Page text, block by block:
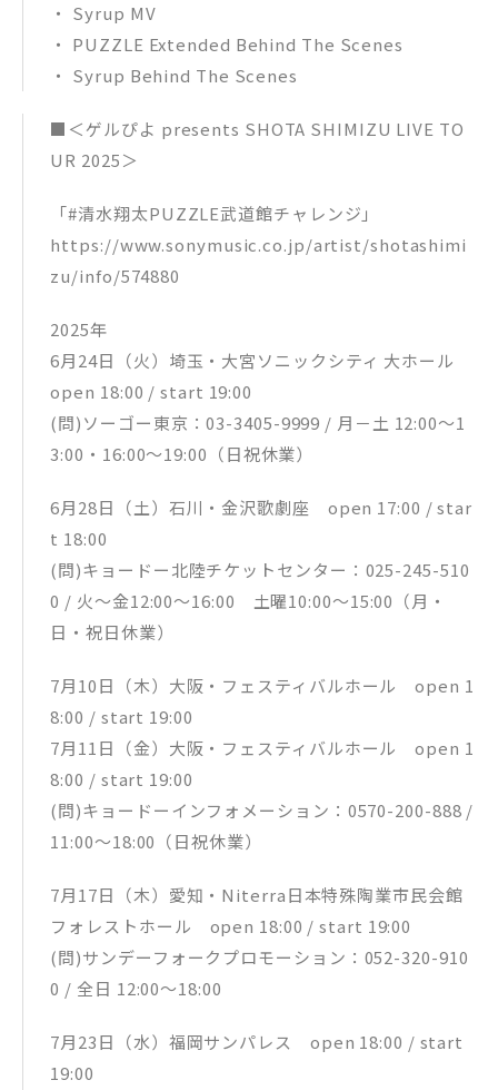
・ Syrup MV
・ PUZZLE Extended Behind The Scenes
・ Syrup Behind The Scenes
■＜ゲルぴよ presents SHOTA SHIMIZU LIVE TO
UR 2025＞
「#清水翔太PUZZLE武道館チャレンジ」
https://www.sonymusic.co.jp/artist/shotashimi
zu/info/574880
2025年
6月24日（火）埼玉・大宮ソニックシティ 大ホール
open 18:00 / start 19:00
(問)ソーゴー東京：03-3405-9999 / 月－土 12:00～1
3:00・16:00～19:00（日祝休業）
6月28日（土）石川・金沢歌劇座 open 17:00 / star
t 18:00
(問)キョードー北陸チケットセンター：025-245-510
0 / 火～金12:00～16:00 土曜10:00～15:00（月・
日・祝日休業）
7月10日（木）大阪・フェスティバルホール open 1
8:00 / start 19:00
7月11日（金）大阪・フェスティバルホール open 1
8:00 / start 19:00
(問)キョードーインフォメーション：0570-200-888 /
11:00～18:00（日祝休業）
7月17日（木）愛知・Niterra日本特殊陶業市民会館
フォレストホール open 18:00 / start 19:00
(問)サンデーフォークプロモーション：052-320-910
0 / 全日 12:00〜18:00
7月23日（水）福岡サンパレス open 18:00 / start
19:00